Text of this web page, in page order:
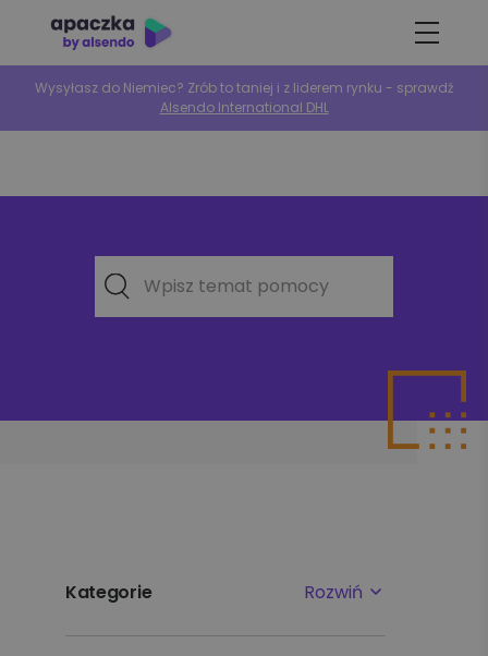
Wysyłasz do Niemiec? Zrób to taniej i z liderem rynku - sprawdź
Alsendo International DHL
Wpisz temat pomocy
Kategorie Rozwiń